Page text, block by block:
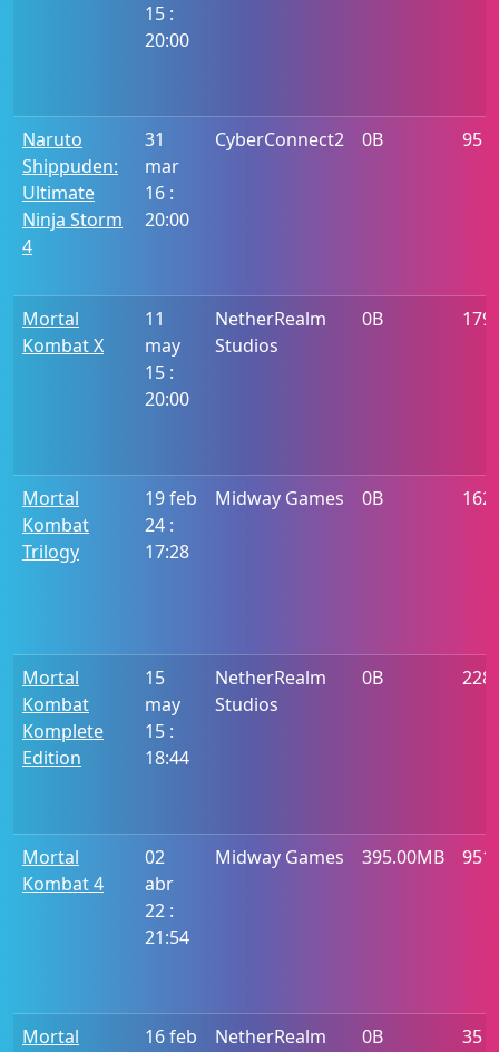
15 :
20:00
Naruto
Shippuden:
Ultimate
Ninja Storm
4
31
mar
16 :
20:00
CyberConnect2 0B 95
Mortal
Kombat X
11
may
15 :
20:00
NetherRealm
Studios
0B 179
Mortal
Kombat
Trilogy
19 feb
24 :
17:28
Midway Games 0B
Mortal
Kombat
Komplete
Edition
15
may
15 :
18:44
NetherRealm
Studios
0B 228
Mortal
Kombat 4
02
abr
22 :
21:54
Midway Games 395.00MB 951
Mortal
16 feb
NetherRealm
0B 35